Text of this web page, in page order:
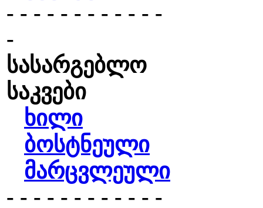
- - - - - - - - - - - -
-
სასარგებლო
საკვები
ხილი
ბოსტნეული
მარცვლეული
- - - - - - - - - - - -